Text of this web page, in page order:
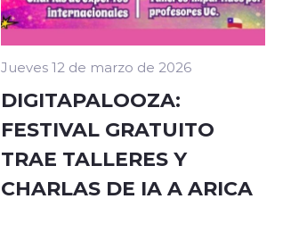
Jueves 12 de marzo de 2026
DIGITAPALOOZA:
FESTIVAL GRATUITO
TRAE TALLERES Y
CHARLAS DE IA A ARICA